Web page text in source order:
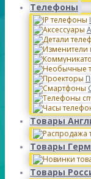
Телефоны
Товары
Товары
Товары